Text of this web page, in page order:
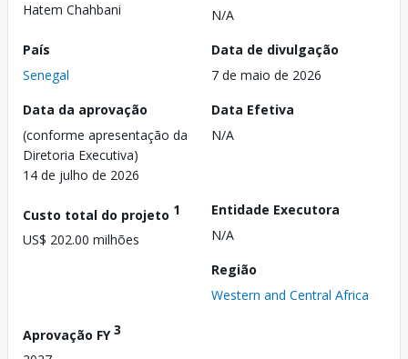
Hatem Chahbani
N/A
País
Senegal
Data de divulgação
7 de maio de 2026
Data da aprovação
(conforme apresentação da
Diretoria Executiva)
14 de julho de 2026
Data Efetiva
N/A
Custo total do projeto 1
US$ 202.00 milhões
Entidade Executora
N/A
Região
Western and Central Africa
Aprovação FY3